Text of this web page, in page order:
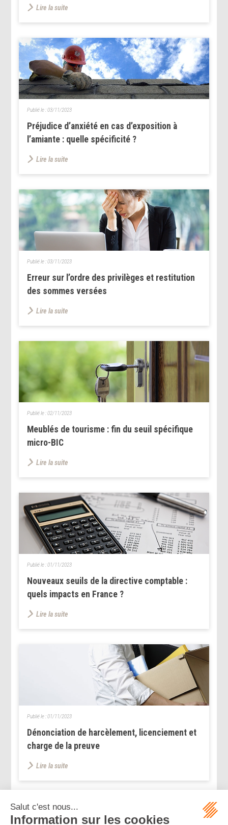
Lire la suite
Préjudice d’anxiété en cas d’exposition à
l’amiante : quelle spécificité ?
Publié le :03/11/2023
Lire la suite
Erreur sur l’ordre des privilèges et restitution
des sommes versées
Publié le :03/11/2023
Lire la suite
Meublés de tourisme : fin du seuil spécifique
micro-BIC
Publié le :02/11/2023
Lire la suite
Nouveaux seuils de la directive comptable :
quels impacts en France ?
Publié le :01/11/2023
Lire la suite
Dénonciation de harcèlement, licenciement et
charge de la preuve
Publié le :01/11/2023
Lire la suite
<< < ... 174